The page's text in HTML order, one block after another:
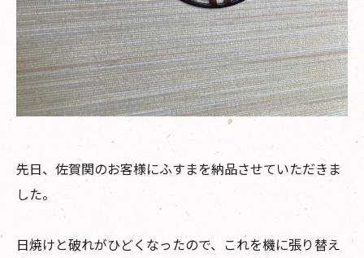
先日、佐賀関のお客様にふすまを納品させていただきま
した。
日焼けと破れがひどくなったので、これを機に張り替え